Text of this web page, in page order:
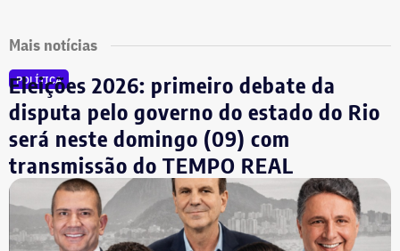
Mais notícias
POLÍTICA
Eleições 2026: primeiro debate da
disputa pelo governo do estado do Rio
será neste domingo (09) com
transmissão do TEMPO REAL